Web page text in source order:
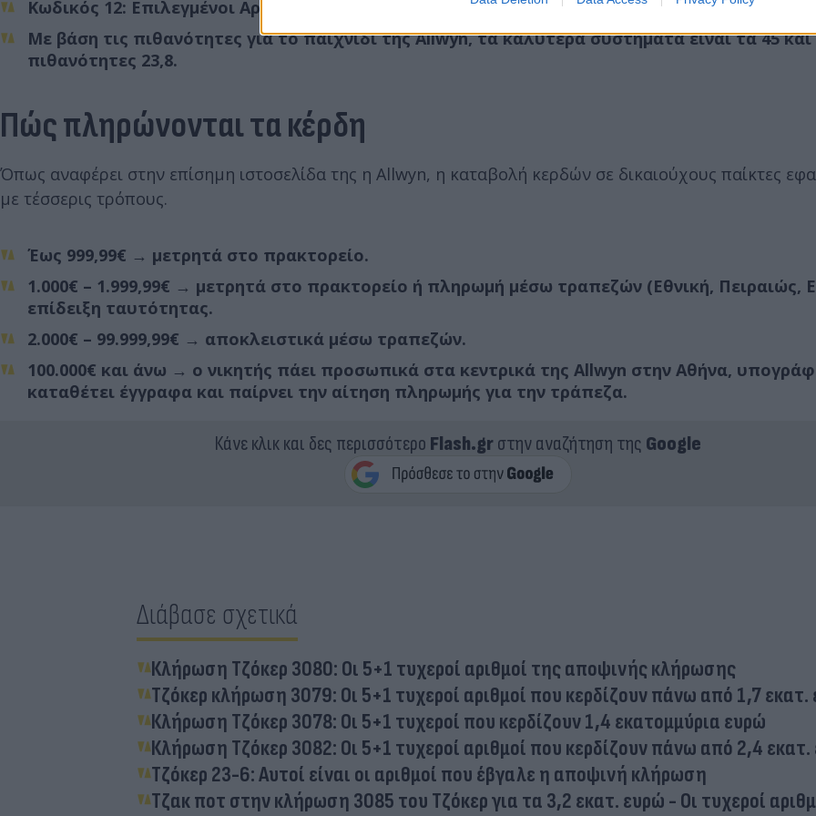
Κωδικός 12: Επιλεγμένοι Αριθμοί 15, Στήλες 118, Κόστος 59,00 ευρώ. Πιθανότητες: 3,93%
Με βάση τις πιθανότητες για το παιχνίδι της Allwyn, τα καλύτερα συστήματα είναι τα 45 και
πιθανότητες 23,8.
Πώς πληρώνονται τα κέρδη
Όπως αναφέρει στην επίσημη ιστοσελίδα της η Allwyn, η καταβολή κερδών σε δικαιούχους παίκτες
με τέσσερις τρόπους.
Έως 999,99€ → μετρητά στο πρακτορείο.
1.000€ – 1.999,99€ → μετρητά στο πρακτορείο ή πληρωμή μέσω τραπεζών (Εθνική, Πειραιώς,
επίδειξη ταυτότητας.
2.000€ – 99.999,99€ → αποκλειστικά μέσω τραπεζών.
100.000€ και άνω → ο νικητής πάει προσωπικά στα κεντρικά της Allwyn στην Αθήνα,
καταθέτει έγγραφα και παίρνει την αίτηση πληρωμής για την τράπεζα.
Κάνε κλικ και δες περισσότερο Flash.grστην αναζήτηση της Google
Διάβασε σχετικά
Κλήρωση Τζόκερ 3080: Οι 5+1 τυχεροί αριθμοί της αποψινής κλήρωσης
Τζόκερ κλήρωση 3079: Οι 5+1 τυχεροί αριθμοί που κερδίζουν πάνω από 1,7
Κλήρωση Τζόκερ 3078: Οι 5+1 τυχεροί που κερδίζουν 1,4 εκατομμύρια ευρώ
Κλήρωση Τζόκερ 3082: Οι 5+1 τυχεροί αριθμοί που κερδίζουν πάνω από 2,4
Τζόκερ 23-6: Αυτοί είναι οι αριθμοί που έβγαλε η αποψινή κλήρωση
Τζακ ποτ στην κλήρωση 3085 του Τζόκερ για τα 3,2 εκατ. ευρώ - Οι τυχεροί